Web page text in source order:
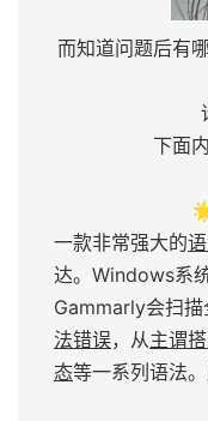
而知道问题后有
下面
一款非常强大的
达。Windows系
Gammarly会扫
法错误，从主谓
态等一系列语法